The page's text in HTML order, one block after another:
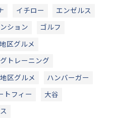
イチロー エンゼルス
ション ゴルフ
区グルメ
トレーニング
区グルメ ハンバーガー
トフィー 大谷